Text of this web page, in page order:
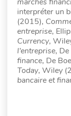
interpréter un
(2015),
entreprise,
Currency,
l’entreprise,
finance, De
Today, Wiley
bancaire et